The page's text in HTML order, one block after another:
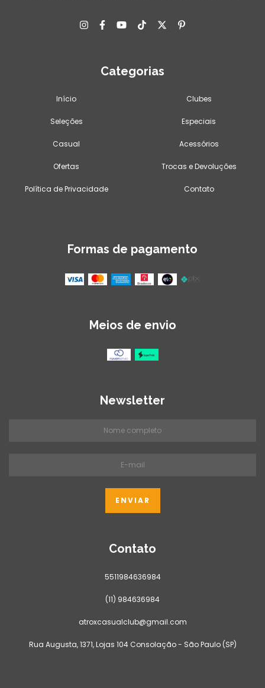
Categorias
Início Clubes
Seleções Especiais
Casual Acessórios
Ofertas Trocas e Devoluções
Política de Privacidade Contato
Formas de pagamento
Meios de envio
Newsletter
Contato
5511984636984
(11) 984636984
atroxcasualclub@gmail.com
Rua Augusta, 1371, Lojas 104 Consolação - São Paulo (SP)